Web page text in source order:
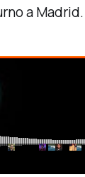
a Madrid.